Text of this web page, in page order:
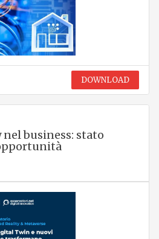
DOWNLOAD
business: stato